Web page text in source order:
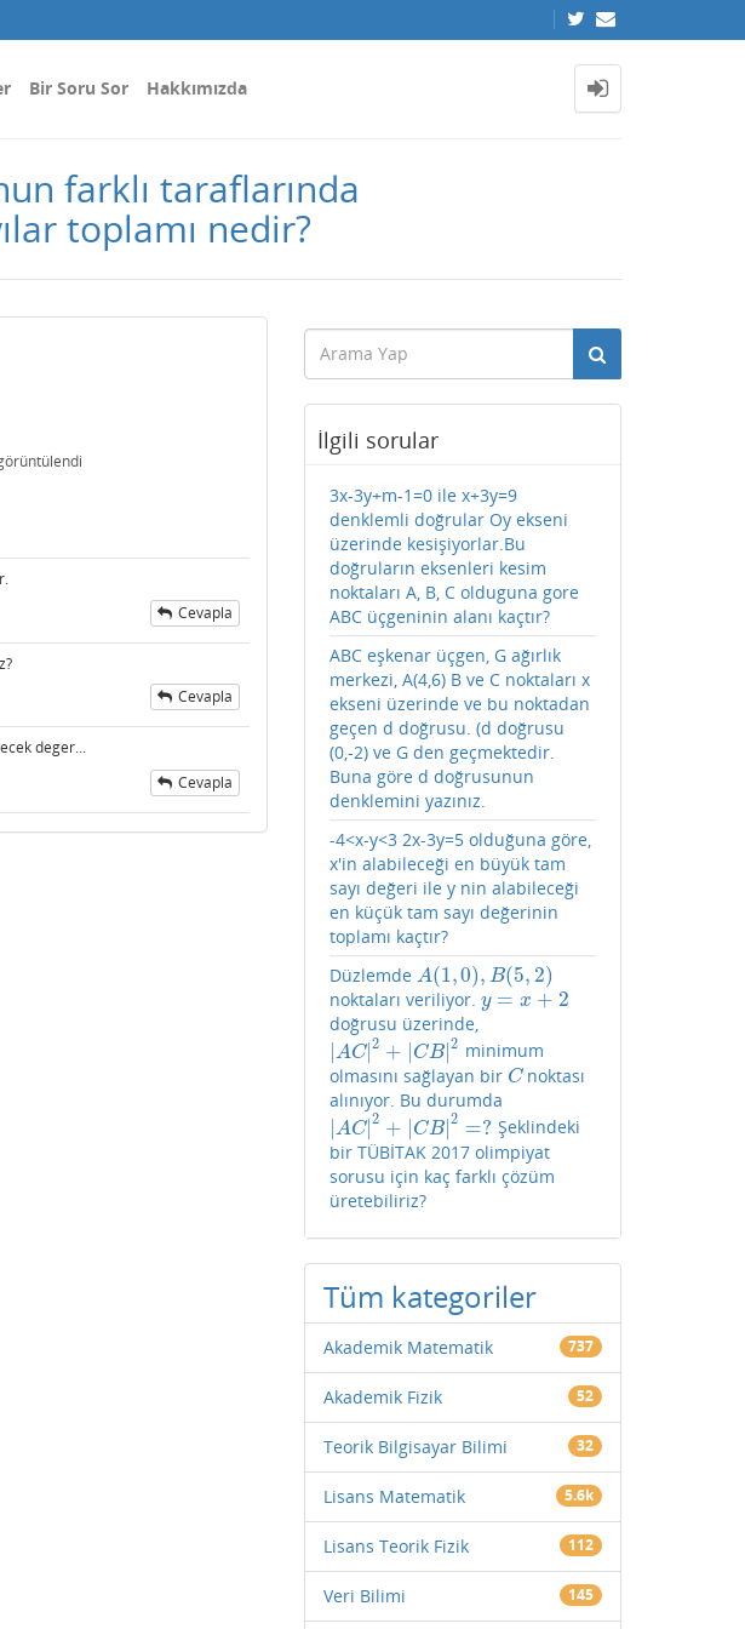
Bir Soru Sor Hakkımızda
farklı taraflarında
toplamı nedir?
Cevapla
Cevapla
deger...
Cevapla
İlgili sorular
3x-3y+m-1=0 ile x+3y=9
denklemli doğrular Oy ekseni
üzerinde kesişiyorlar.Bu
doğruların eksenleri kesim
noktaları A, B, C olduguna gore
ABC üçgeninin alanı kaçtır?
ABC eşkenar üçgen, G ağırlık
merkezi, A(4,6) B ve C noktaları x
ekseni üzerinde ve bu noktadan
geçen d doğrusu. (d doğrusu
(0,-2) ve G den geçmektedir.
Buna göre d doğrusunun
denklemini yazınız.
-4<x-y<3 2x-3y=5 olduğuna göre,
x'in alabileceği en büyük tam
sayı değeri ile y nin alabileceği
en küçük tam sayı değerinin
toplamı kaçtır?
Düzlemde A(1,0), B(5, 2)
A(1,0),B(5 ,2)
noktaları veriliyor. y = x + 2
y=x+ 2
doğrusu üzerinde,
|AC|2 + |CB|2
|AC| 2 +|C B|2
minimum
olmasını sağlayan bir C
C noktası
alınıyor. Bu durumda
|AC|2 + |CB|2 =?
|AC| 2 +|C B|2= ?
Şeklindeki
bir TÜBİTAK 2017 olimpiyat
sorusu için kaç farklı çözüm
üretebiliriz?
Tüm kategoriler
Akademik Matematik 737
Akademik Fizik 52
Teorik Bilgisayar Bilimi 32
Lisans Matematik 5.6k
Lisans Teorik Fizik 112
Veri Bilimi 145